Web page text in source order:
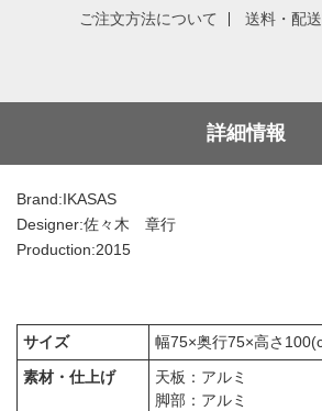
ご注文方法について 送料・配
詳細情報
Brand:IKASAS
Designer:佐々木 章行
Production:2015
サイズ
幅75×奥行75×高さ
素材・仕上げ
天板：アルミ
脚部：アルミ